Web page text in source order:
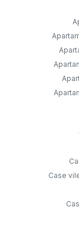
Case